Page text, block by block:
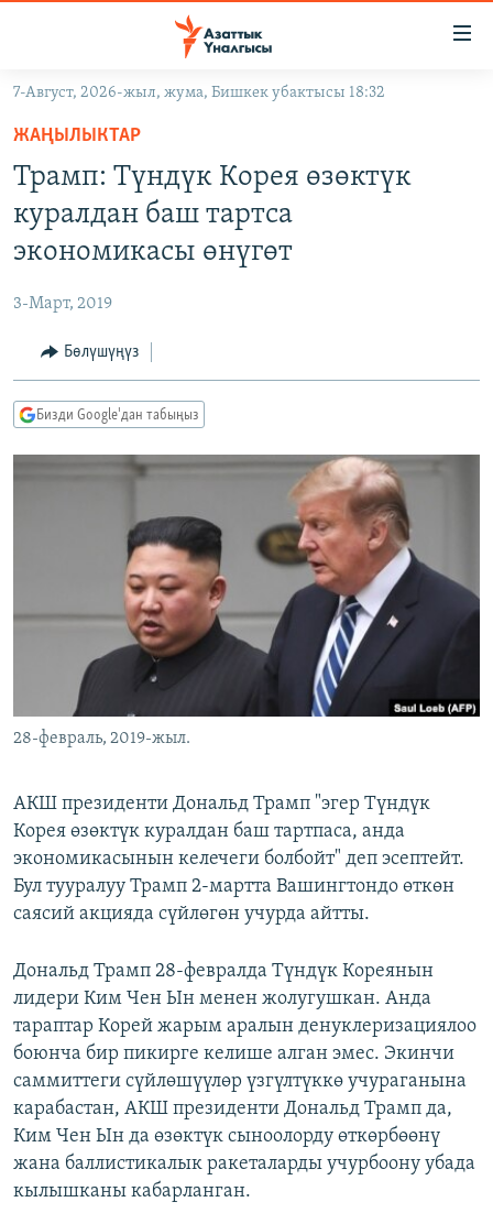
Навигацияга
өтүңүз
Издөөгө
салыңыз
МАДАНИЯТ
ДҮЙНӨ
УКРАИНА
ТВ ПРОГРАММАЛАР
БҮГҮН АЗАТТЫКТА
ЫҢГАЙСЫЗ СУРООЛОР
ПОДКАСТ
Русский
ЭЕ/АРнун бардык сайттары
7-Август, 2026-жыл, жума, Бишкек убактысы 18:32
ЖАҢЫЛЫКТАР
Трамп: Түндүк Корея өзөктүк
куралдан баш тартса
экономикасы өнүгөт
3-Март, 2019
Бөлүшүңүз
Бизди Google'дан табыңыз
28-февраль, 2019-жыл.
АКШ президенти Дональд Трамп "эгер Түндүк
Корея өзөктүк куралдан баш тартпаса, анда
экономикасынын келечеги болбойт" деп эсептейт.
Бул тууралуу Трамп 2-мартта Вашингтондо өткөн
саясий акцияда сүйлөгөн учурда айтты.
Дональд Трамп 28-февралда Түндүк Кореянын
лидери Ким Чен Ын менен жолугушкан. Анда
тараптар Корей жарым аралын денуклеризациялоо
боюнча бир пикирге келише алган эмес. Экинчи
саммиттеги сүйлөшүүлөр үзгүлтүккө учураганына
карабастан, АКШ президенти Дональд Трамп да,
Ким Чен Ын да өзөктүк сыноолорду өткөрбөөнү
жана баллистикалык ракеталарды учурбоону убада
кылышканы кабарланган.